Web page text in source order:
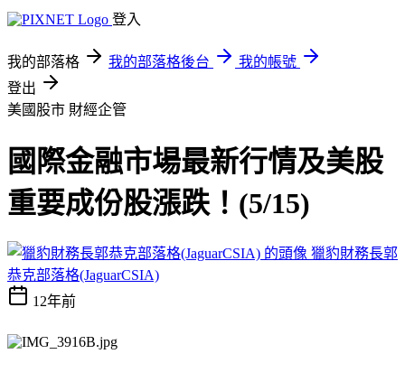
登入
我的部落格 我的部落格後台
我的帳號
登出
美國股市 財經企管
國際金融市場最新行情及美股
重要成份股漲跌！(5/15)
獵豹財務長郭
恭克部落格(JaguarCSIA)
12年前